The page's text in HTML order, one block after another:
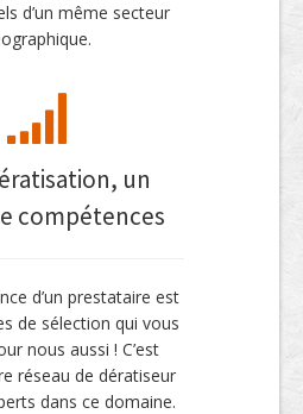
d’un même secteur
un
compétences
d’un prestataire est
de sélection qui vous
nous aussi ! C’est
réseau de dératiseur
dans ce domaine.